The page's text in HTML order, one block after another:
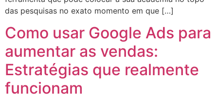
das pesquisas no exato momento em que […]
Como usar Google Ads para
aumentar as vendas:
Estratégias que realmente
funcionam